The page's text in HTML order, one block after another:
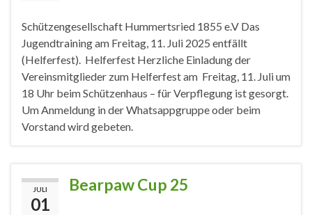
Schützengesellschaft Hummertsried 1855 e.V Das
Jugendtraining am Freitag, 11. Juli 2025 entfällt
(Helferfest). Helferfest Herzliche Einladung der
Vereinsmitglieder zum Helferfest am Freitag, 11. Juli um
18 Uhr beim Schützenhaus – für Verpflegung ist gesorgt.
Um Anmeldung in der Whatsappgruppe oder beim
Vorstand wird gebeten.
JULI
01
Bearpaw Cup 25